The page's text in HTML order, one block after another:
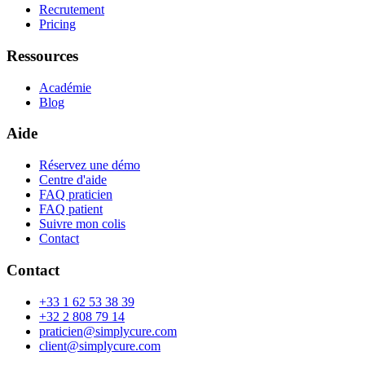
Recrutement
Pricing
Ressources
Académie
Blog
Aide
Réservez une démo
Centre d'aide
FAQ praticien
FAQ patient
Suivre mon colis
Contact
Contact
+33 1 62 53 38 39
+32 2 808 79 14
praticien@simplycure.com
client@simplycure.com